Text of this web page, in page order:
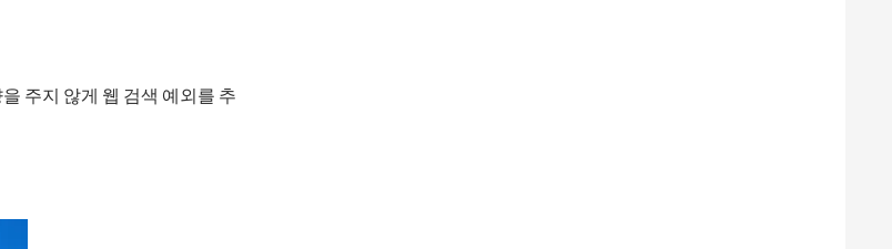
주지 않게 웹 검색 예외를 추